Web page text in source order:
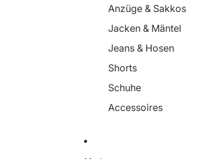
Anzüge & Sakkos
Jacken & Mäntel
Jeans & Hosen
Shorts
Schuhe
Accessoires